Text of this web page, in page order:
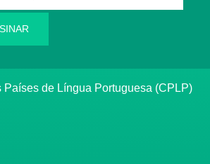
Países de Língua Portuguesa (CPLP)